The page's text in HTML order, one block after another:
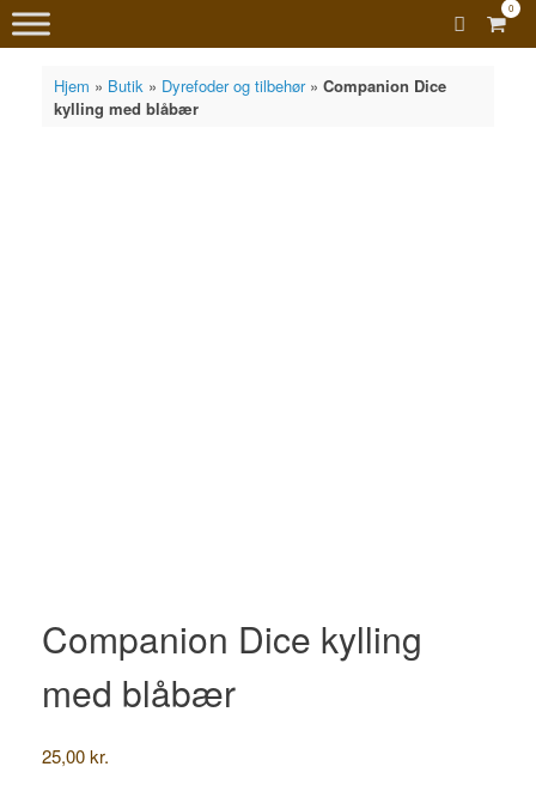
View
0
Hjem » Butik» Dyrefoder og tilbehør» Companion Dice
kylling med blåbær
Companion Dice kylling
med blåbær
25,00kr.